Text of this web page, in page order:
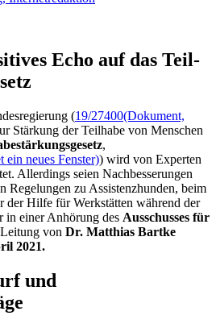
Echo auf das Teil­
(19/27400(Dokument,
Stärkung der Teilhabe von Menschen
,
neues Fenster)) wird von Experten
Allerdings seien Nachbesserungen
Regelungen zu Assistenzhunden, beim
der Hilfe für Werkstätten während der
in einer Anhörung des Ausschusses für
von Dr. Matthias Bartke
2021.
und